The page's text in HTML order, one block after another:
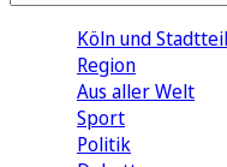
Köln und
Region
Aus aller Welt
Sport
Politik